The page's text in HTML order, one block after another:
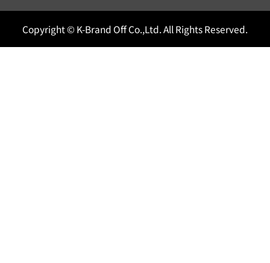
Copyright © K-Brand Off Co.,Ltd. All Rights Reserved.